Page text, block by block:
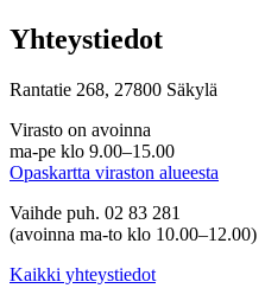
Yhteystiedot
Rantatie 268, 27800 Säkylä
Virasto on avoinna
ma-pe klo 9.00–15.00
Opaskartta viraston alueesta
Vaihde puh. 02 83 281
(avoinna ma-to klo 10.00–12.00)
Kaikki yhteystiedot